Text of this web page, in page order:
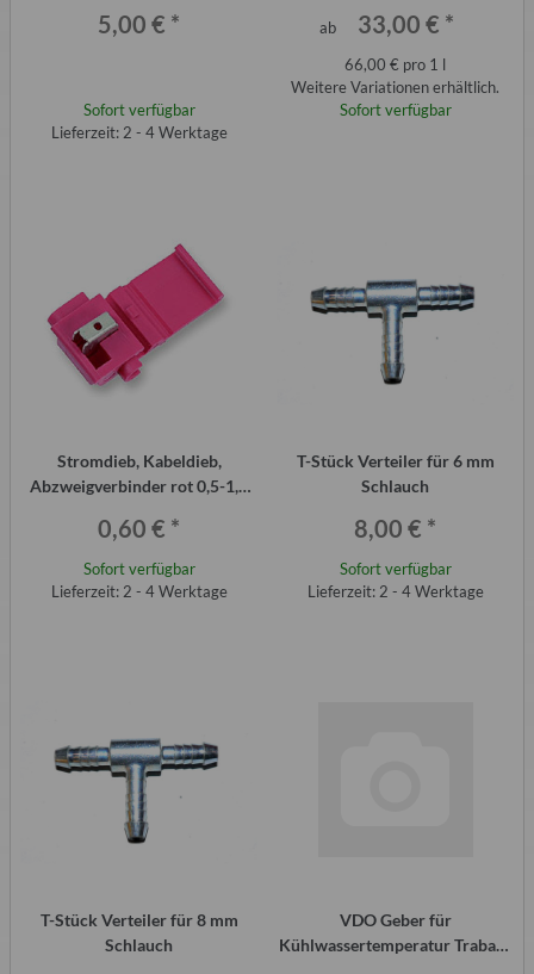
5,00 € *
Sofort verfügbar
Lieferzeit: 2 - 4 Werktage
ab 33,00 € *
66,00 € pro 1 l
Weitere Variationen erhältlich.
Sofort verfügbar
Stromdieb, Kabeldieb,
Abzweigverbinder rot 0,5-1,5
0,60 € *
Sofort verfügbar
Lieferzeit: 2 - 4 Werktage
T-Stück Verteiler für 6 mm
Schlauch
8,00 € *
Sofort verfügbar
Lieferzeit: 2 - 4 Werktage
T-Stück Verteiler für 8 mm
Schlauch
VDO Geber für
Kühlwassertemperatur Trabant